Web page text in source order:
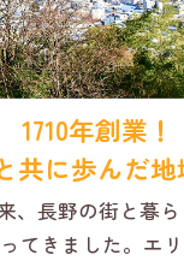
1710年創業！
共に歩んだ地
、長野の街と暮
てきました。エ